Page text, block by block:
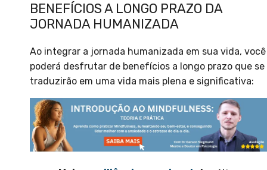
BENEFÍCIOS A LONGO PRAZO DA
JORNADA HUMANIZADA
Ao integrar a jornada humanizada em sua vida, você
poderá desfrutar de benefícios a longo prazo que se
traduzirão em uma vida mais plena e significativa: